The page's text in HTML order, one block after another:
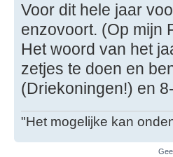
Voor dit hele jaar
enzovoort. (Op mijn
Het woord van het
zetjes te doen en
(Driekoningen!) en
"Het mogelijke kan